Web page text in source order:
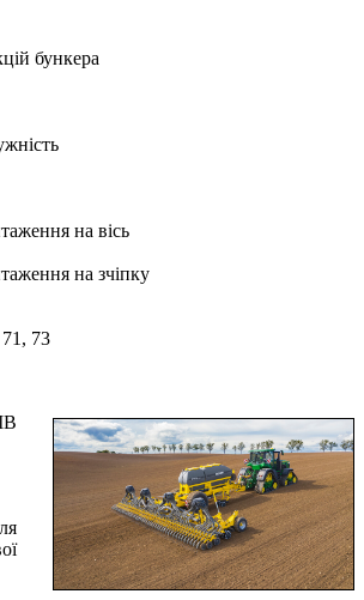
бункера
на вісь
на зчіпку
73